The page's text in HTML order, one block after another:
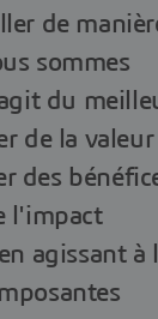
de
sommes
du
de la valeur
des
l'impact
agissant à